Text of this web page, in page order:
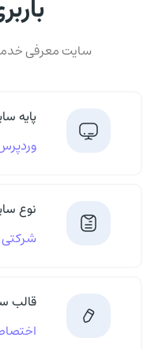
سایت معرفی
پایه
نوع
قالب